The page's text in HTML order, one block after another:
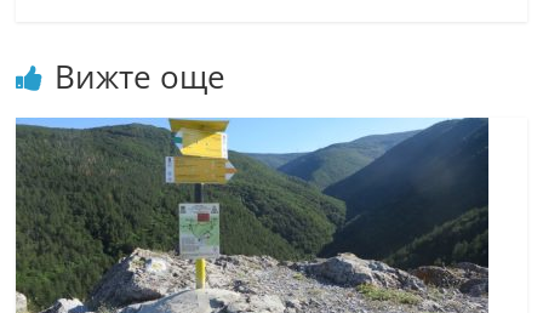
k
a
z
a
n
l
Вижте още